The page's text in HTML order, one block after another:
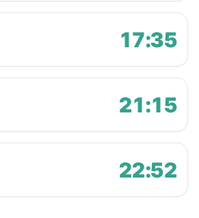
17:35
21:15
22:52